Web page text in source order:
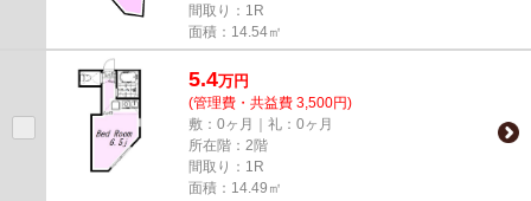
間取り：1R
面積：14.54㎡
5.4万円
(管理費・共益費 3,500円)
敷：0ヶ月｜礼：0ヶ月
所在階：2階
間取り：1R
面積：14.49㎡